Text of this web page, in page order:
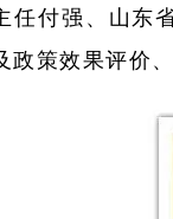
任付强、山东
政策效果评价